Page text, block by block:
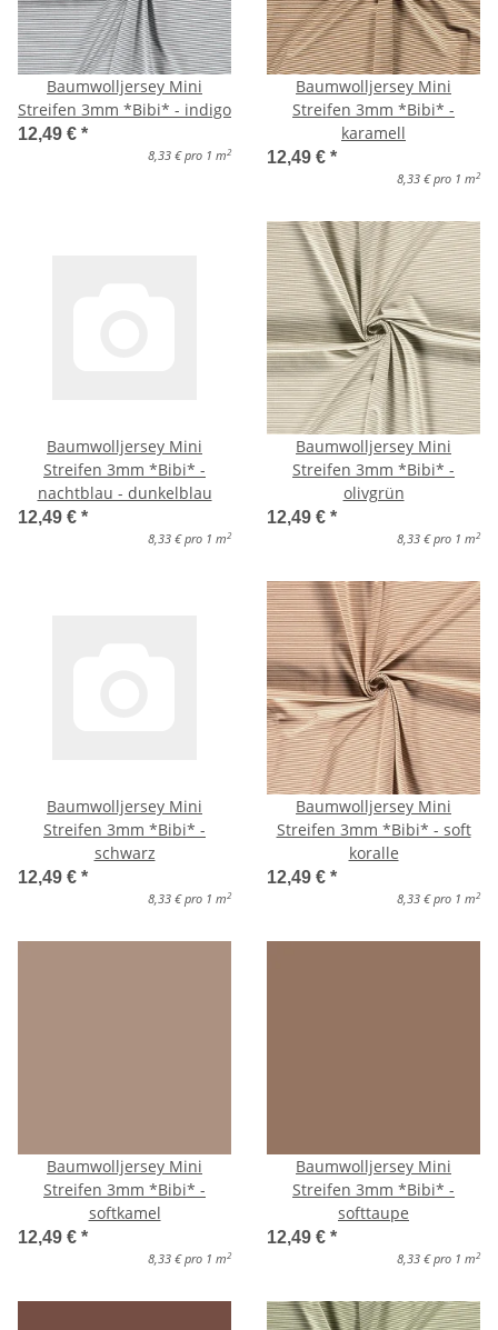
Baumwolljersey Mini
Streifen 3mm *Bibi* - indigo
12,49 € *
8,33 € pro 1 m 2
Baumwolljersey Mini
Streifen 3mm *Bibi* -
karamell
12,49 € *
8,33 € pro 1 m 2
Baumwolljersey Mini
Streifen 3mm *Bibi* -
nachtblau - dunkelblau
12,49 € *
8,33 € pro 1 m 2
Baumwolljersey Mini
Streifen 3mm *Bibi* -
olivgrün
12,49 € *
8,33 € pro 1 m 2
Baumwolljersey Mini
Streifen 3mm *Bibi* -
schwarz
12,49 € *
8,33 € pro 1 m 2
Baumwolljersey Mini
Streifen 3mm *Bibi* - soft
koralle
12,49 € *
8,33 € pro 1 m 2
Baumwolljersey Mini
Streifen 3mm *Bibi* -
softkamel
12,49 € *
8,33 € pro 1 m 2
Baumwolljersey Mini
Streifen 3mm *Bibi* -
softtaupe
12,49 € *
8,33 € pro 1 m 2